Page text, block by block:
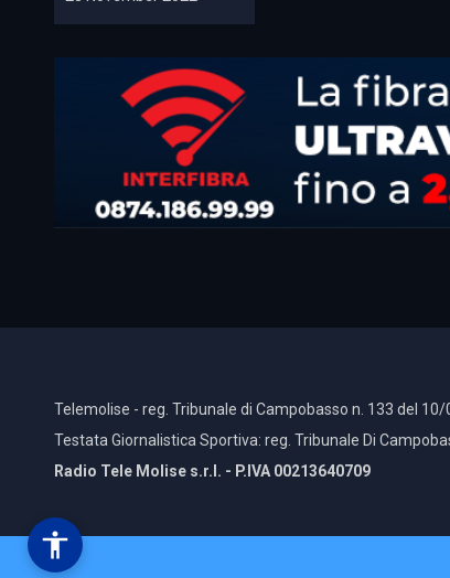
Telemolise - reg. Tribunale di Campobasso n. 133 del
Testata Giornalistica Sportiva: reg. Tribunale Di
Radio Tele Molise s.r.l. - P.IVA 00213640709